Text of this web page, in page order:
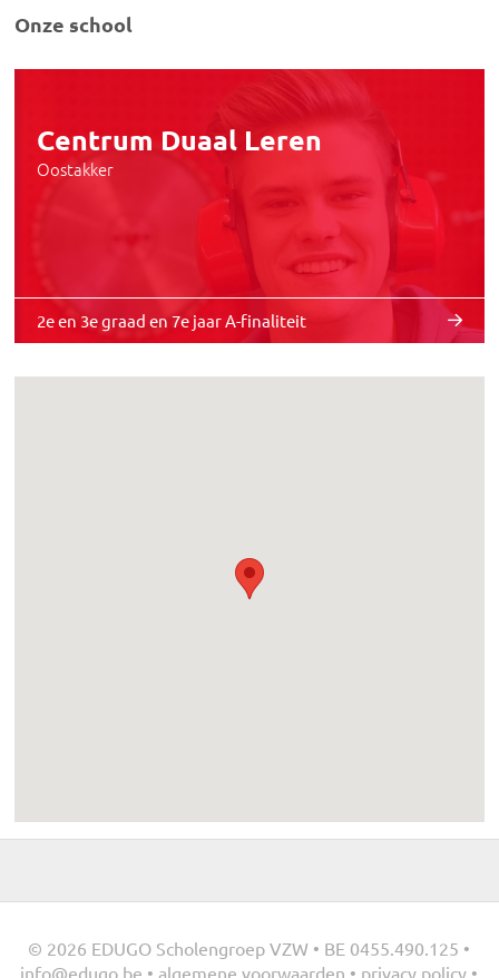
Onze school
Centrum Duaal Leren
Oostakker
2e en 3e graad en 7e jaar A-finaliteit
© 2026 EDUGO Scholengroep VZW • BE 0455.490.125 •
info@edugo.be • algemene voorwaarden • privacy policy •